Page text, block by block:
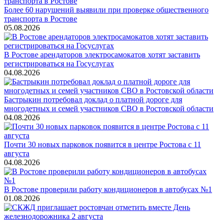
Более 60 нарушений выявили при проверке общественного
транспорта в Ростове
05.08.2026
В Ростове арендаторов электросамокатов хотят заставить
регистрироваться на Госуслугах
04.08.2026
Бастрыкин потребовал доклад о платной дороге для
многодетных и семей участников СВО в Ростовской области
04.08.2026
Почти 30 новых парковок появится в центре Ростова с 11
августа
04.08.2026
В Ростове проверили работу кондиционеров в автобусах №1
01.08.2026